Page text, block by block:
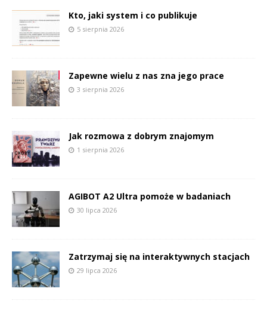
Kto, jaki system i co publikuje
5 sierpnia 2026
Zapewne wielu z nas zna jego prace
3 sierpnia 2026
Jak rozmowa z dobrym znajomym
1 sierpnia 2026
AGIBOT A2 Ultra pomoże w badaniach
30 lipca 2026
Zatrzymaj się na interaktywnych stacjach
29 lipca 2026